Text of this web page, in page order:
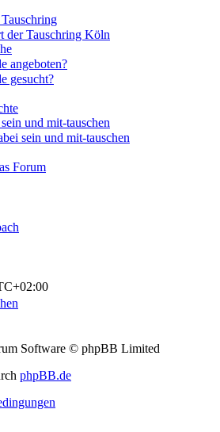
Tauschring Köln
angeboten?
gesucht?
und mit-tauschen
sein und mit-tauschen
Forum
Software © phpBB Limited
phpBB.de